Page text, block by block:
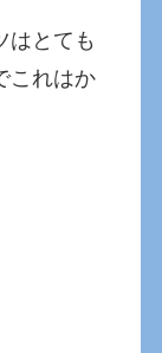
はとても
これはか